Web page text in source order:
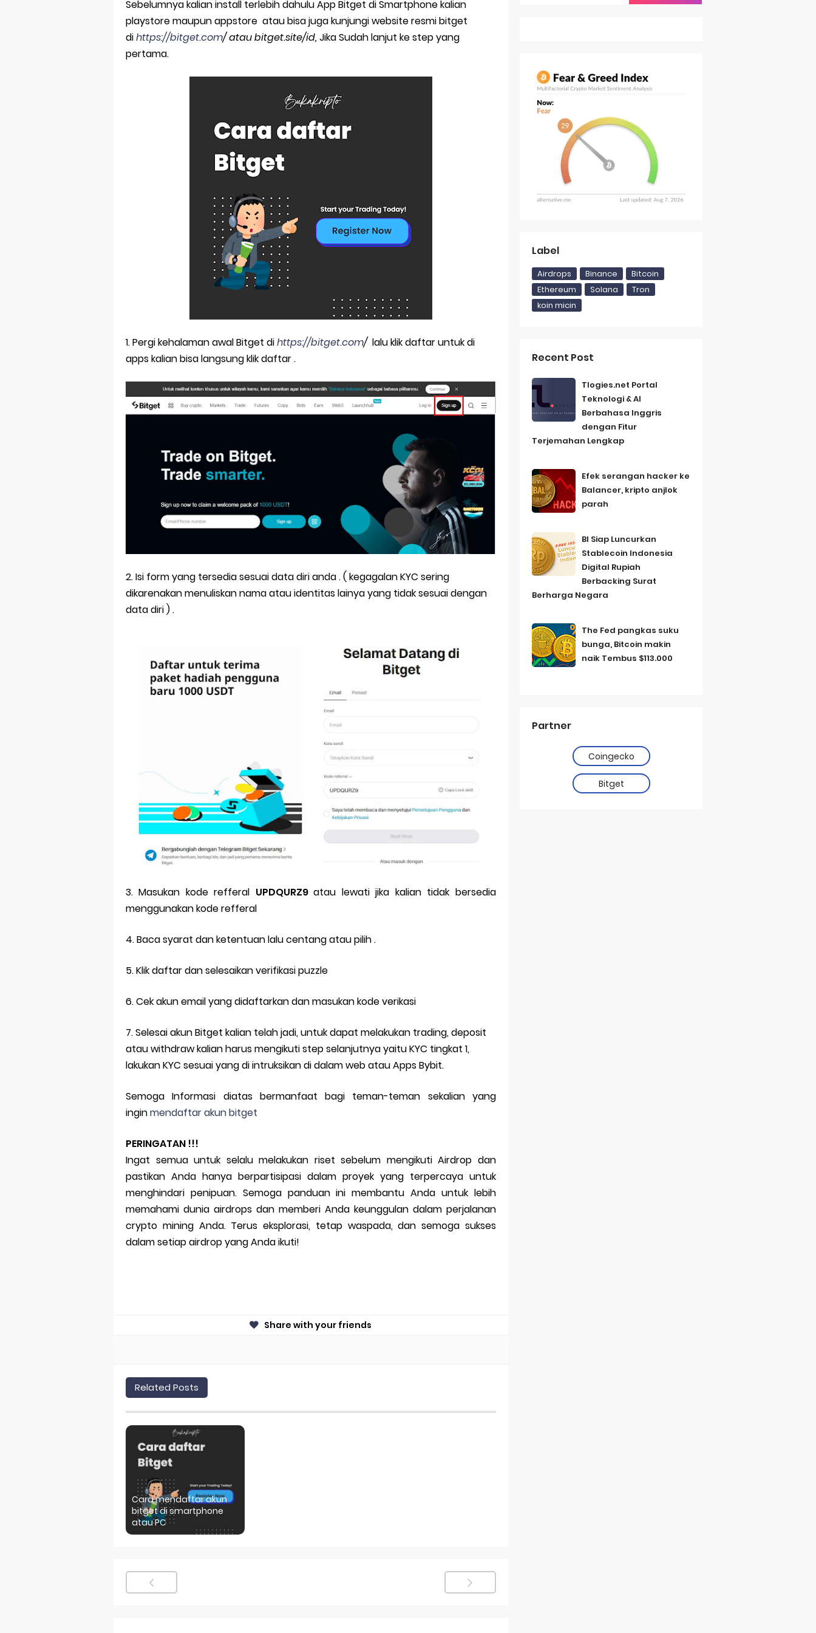
Lighter Protocol: Panduan Lengkap Platform Perpetual Futures Berbasis Ethereum Layer 2
Cara Mudah Beli Coin Aster di AsterDex
AltIndeks Altseason 2025 Pecah Rekor: Altcoin Kalahkan Bitcoin
PENGU Token Masa Depan Ekosistem di Solana
Cara Menggunakan ChatGPT untuk Riset Koin Sebelum Investasi
Bagaimana menggunakan Google Gemini untuk Trading Kripto
Google Play Wajibkan Pengembang Dompet Kripto Memiliki Lisensi di 15 Negara, Termasuk AS dan Uni Eropa
Meme Coin dan GameFi: Rahasia Komunitas Aktif Melalui Quest dan Gamifikasi
5 Rekomendasi Koin Micin Potensial di 2025 Dari PENGU hingga MEMEFI
Trump Izinkan Aset Kripto dalam Rencana Pensiun 401(k) Kebijakan Baru dari Gedung Putih
Bagaimana Stablecoin Menyesuaikan Harga Aslinya
Tlogies.net Portal Teknologi & AI Berbahasa Inggris dengan Fitur Terjemahan Lengkap
Friday, 7 August
Sebelumnya kalian install terlebih dahulu App Bitget di Smartphone kalian
playstore maupun appstore atau bisa juga kunjungi website resmi bitget
dihttps://bitget.com/ atau bitget.site/id, Jika Sudah lanjut ke step yang
pertama.
1. Pergi kehalaman awal Bitget dihttps://bitget.com/ lalu klik daftar untuk di
apps kalian bisa langsung klik daftar .
2. Isi form yang tersedia sesuai data diri anda . ( kegagalan KYC sering
dikarenakan menuliskan nama atau identitas lainya yang tidak sesuai dengan
data diri ) .
3. Masukan kode refferal UPDQURZ9atau lewati jika kalian tidak bersedia
menggunakan kode refferal
4. Baca syarat dan ketentuan lalu centang atau pilih .
5. Klik daftar dan selesaikan verifikasi puzzle
6. Cek akun email yang didaftarkan dan masukan kode verikasi
7. Selesai akun Bitget kalian telah jadi, untuk dapat melakukan trading, deposit
atau withdraw kalian harus mengikuti step selanjutnya yaitu KYC tingkat 1,
lakukan KYC sesuai yang di intruksikan di dalam web atau Apps Bybit.
Semoga Informasi diatas bermanfaat bagi teman-teman sekalian yang
inginmendaftar akun bitget
PERINGATAN !!!
Ingat semua untuk selalu melakukan riset sebelum mengikuti Airdrop dan
pastikan Anda hanya berpartisipasi dalam proyek yang terpercaya untuk
menghindari penipuan. Semoga panduan ini membantu Anda untuk lebih
memahami dunia airdrops dan memberi Anda keunggulan dalam perjalanan
crypto mining Anda. Terus eksplorasi, tetap waspada, dan semoga sukses
dalam setiap airdrop yang Anda ikuti!
Share with your friends
Related Posts
Cara mendaftar akun
bitget di smartphone
atau PC
Label
Airdrops Binance
Bitcoin
Ethereum
Solana
Tron
koin micin
Recent Post
Tlogies.net Portal
Teknologi & AI
Berbahasa Inggris
dengan Fitur
Terjemahan Lengkap
Efek serangan hacker ke
Balancer, kripto anjlok
parah
BI Siap Luncurkan
Stablecoin Indonesia
Digital Rupiah
Berbacking Surat
Berharga Negara
The Fed pangkas suku
bunga, Bitcoin makin
naik Tembus $113.000
Partner
Coingecko
Bitget